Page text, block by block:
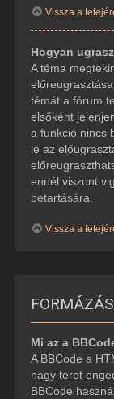
Vissza a
Hogyan
A téma
témát a fórum
elsőként
a funkció nincs
le az
ennél viszont
betartására.
Vissza a
Mi az a
A BBCode a
nagy teret
BBCode